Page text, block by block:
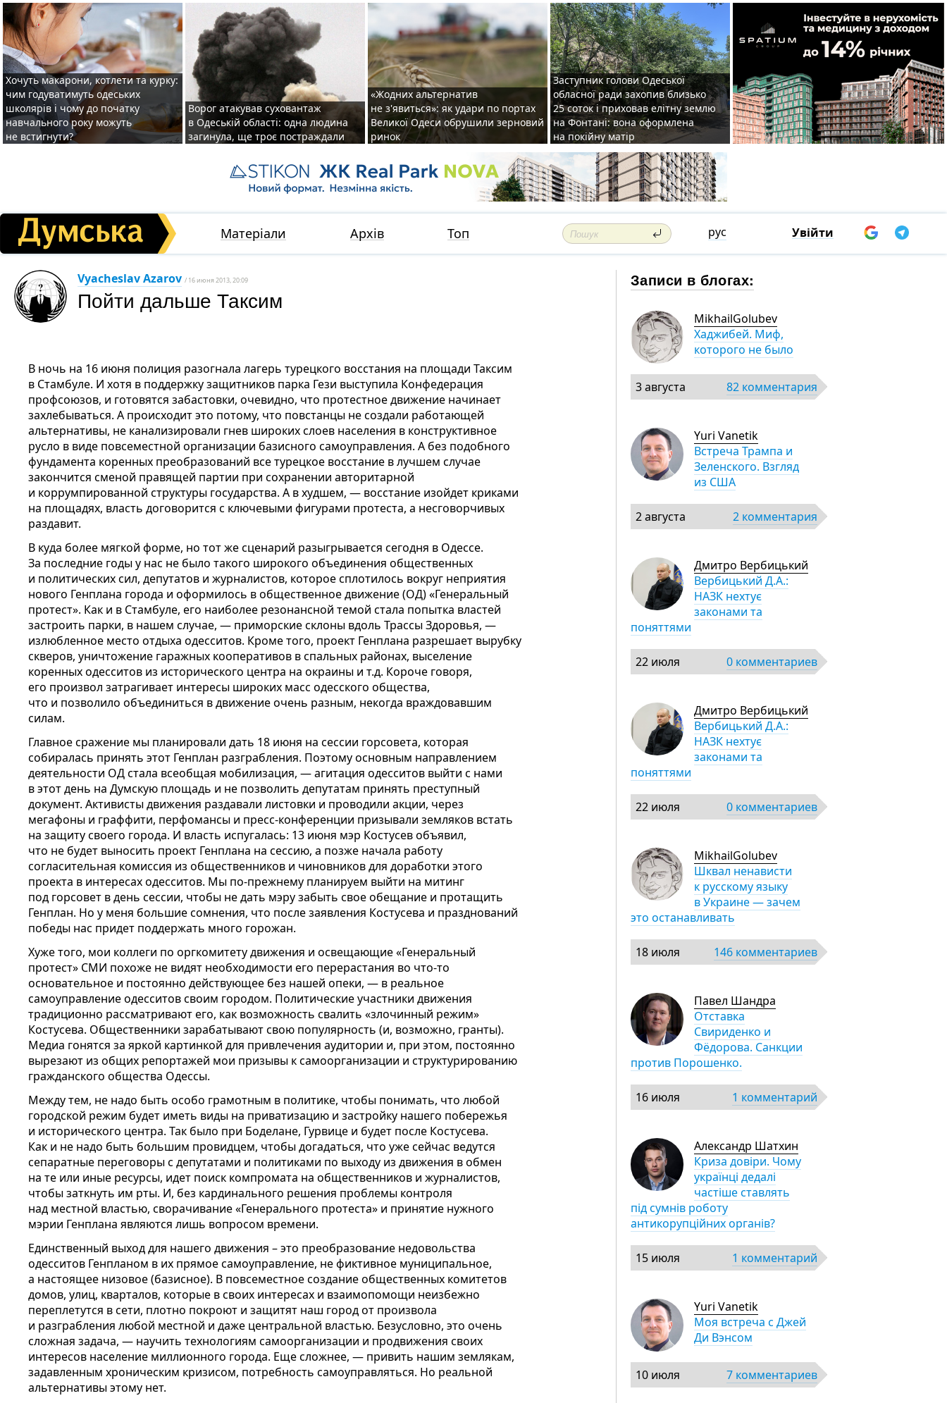
Хочуть макарони, котлети та курку:
чим годуватимуть одеських
школярів і чому до початку
навчального року можуть
не встигнути?
Ворог атакував суховантаж
в Одеській області: одна людина
загинула, ще троє постраждали
«Жодних альтернатив
не з'явиться»: як удари по портах
Великої Одеси обрушили зерновий
ринок
Заступник голови Одеської
обласної ради захопив близько
25 соток і приховав елітну землю
на Фонтані: вона оформлена
на покійну матір
Матеріали Архів Топ рус Увійти
Vyacheslav Azarov / 16 июня 2013, 20:09
Пойти дальше Таксим
В ночь на 16 июня полиция разогнала лагерь турецкого восстания на площади Таксим
в Стамбуле. И хотя в поддержку защитников парка Гези выступила Конфедерация
профсоюзов, и готовятся забастовки, очевидно, что протестное движение начинает
захлебываться. А происходит это потому, что повстанцы не создали работающей
альтернативы, не канализировали гнев широких слоев населения в конструктивное
русло в виде повсеместной организации базисного самоуправления. А без подобного
фундамента коренных преобразований все турецкое восстание в лучшем случае
закончится сменой правящей партии при сохранении авторитарной
и коррумпированной структуры государства. А в худшем, — восстание изойдет криками
на площадях, власть договорится с ключевыми фигурами протеста, а несговорчивых
раздавит.
В куда более мягкой форме, но тот же сценарий разыгрывается сегодня в Одессе.
За последние годы у нас не было такого широкого объединения общественных
и политических сил, депутатов и журналистов, которое сплотилось вокруг неприятия
нового Генплана города и оформилось в общественное движение (ОД) «Генеральный
протест». Как и в Стамбуле, его наиболее резонансной темой стала попытка властей
застроить парки, в нашем случае, — приморские склоны вдоль Трассы Здоровья, —
излюбленное место отдыха одесситов. Кроме того, проект Генплана разрешает вырубку
скверов, уничтожение гаражных кооперативов в спальных районах, выселение
коренных одесситов из исторического центра на окраины и т.д. Короче говоря,
его произвол затрагивает интересы широких масс одесского общества,
что и позволило объединиться в движение очень разным, некогда враждовавшим
силам.
Главное сражение мы планировали дать 18 июня на сессии горсовета, которая
собиралась принять этот Генплан разграбления. Поэтому основным направлением
деятельности ОД стала всеобщая мобилизация, — агитация одесситов выйти с нами
в этот день на Думскую площадь и не позволить депутатам принять преступный
документ. Активисты движения раздавали листовки и проводили акции, через
мегафоны и граффити, перфомансы и пресс-конференции призывали земляков встать
на защиту своего города. И власть испугалась: 13 июня мэр Костусев объявил,
что не будет выносить проект Генплана на сессию, а позже начала работу
согласительная комиссия из общественников и чиновников для доработки этого
проекта в интересах одесситов. Мы по-прежнему планируем выйти на митинг
под горсовет в день сессии, чтобы не дать мэру забыть свое обещание и протащить
Генплан. Но у меня большие сомнения, что после заявления Костусева и празднований
победы нас придет поддержать много горожан.
Хуже того, мои коллеги по оргкомитету движения и освещающие «Генеральный
протест» СМИ похоже не видят необходимости его перерастания во что-то
основательное и постоянно действующее без нашей опеки, — в реальное
самоуправление одесситов своим городом. Политические участники движения
традиционно рассматривают его, как возможность свалить «злочинный режим»
Костусева. Общественники зарабатывают свою популярность (и, возможно, гранты).
Медиа гонятся за яркой картинкой для привлечения аудитории и, при этом, постоянно
вырезают из общих репортажей мои призывы к самоорганизации и структурированию
гражданского общества Одессы.
Между тем, не надо быть особо грамотным в политике, чтобы понимать, что любой
городской режим будет иметь виды на приватизацию и застройку нашего побережья
и исторического центра. Так было при Боделане, Гурвице и будет после Костусева.
Как и не надо быть большим провидцем, чтобы догадаться, что уже сейчас ведутся
сепаратные переговоры с депутатами и политиками по выходу из движения в обмен
на те или иные ресурсы, идет поиск компромата на общественников и журналистов,
чтобы заткнуть им рты. И, без кардинального решения проблемы контроля
над местной властью, сворачивание «Генерального протеста» и принятие нужного
мэрии Генплана являются лишь вопросом времени.
Единственный выход для нашего движения – это преобразование недовольства
одесситов Генпланом в их прямое самоуправление, не фиктивное муниципальное,
а настоящее низовое (базисное). В повсеместное создание общественных комитетов
домов, улиц, кварталов, которые в своих интересах и взаимопомощи неизбежно
переплетутся в сети, плотно покроют и защитят наш город от произвола
и разграбления любой местной и даже центральной властью. Безусловно, это очень
сложная задача, — научить технологиям самоорганизации и продвижения своих
интересов население миллионного города. Еще сложнее, — привить нашим землякам,
задавленным хроническим кризисом, потребность самоуправляться. Но реальной
альтернативы этому нет.
Записи в блогах:
MikhailGolubev
Хаджибей. Миф,
которого не было
3 августа 82 комментария
Yuri Vanetik
Встреча Трампа и
Зеленского. Взгляд
из США
2 августа 2 комментария
Дмитро Вербицький
Вербицький Д.А.:
НАЗК нехтує
законами та
поняттями
22 июля 0 комментариев
Дмитро Вербицький
Вербицький Д.А.:
НАЗК нехтує
законами та
поняттями
22 июля 0 комментариев
MikhailGolubev
Шквал ненависти
к русскому языку
в Украине — зачем
это останавливать
18 июля 146 комментариев
Павел Шандра
Отставка
Свириденко и
Фёдорова. Санкции
против Порошенко.
16 июля 1 комментарий
Александр Шатхин
Криза довіри. Чому
українці дедалі
частіше ставлять
під сумнів роботу
антикорупційних органів?
15 июля 1 комментарий
Yuri Vanetik
Моя встреча с Джей
Ди Вэнсом
10 июля 7 комментариев